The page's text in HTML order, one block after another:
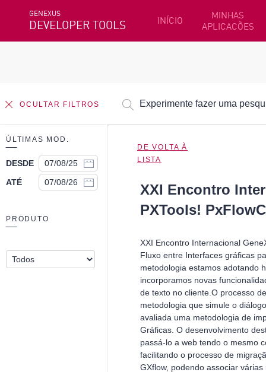
GENEXUS
DEVELOPER TOOLS INÍCIO
MINHAS
APLICACÕES